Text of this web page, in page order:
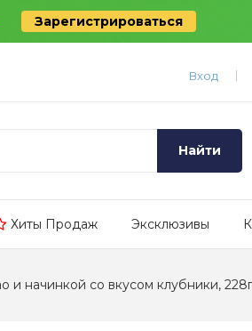
Зарегистрироваться
Вход
Найти
Хиты Продаж Эксклюзивы
и начинкой со вкусом клубники, 228г